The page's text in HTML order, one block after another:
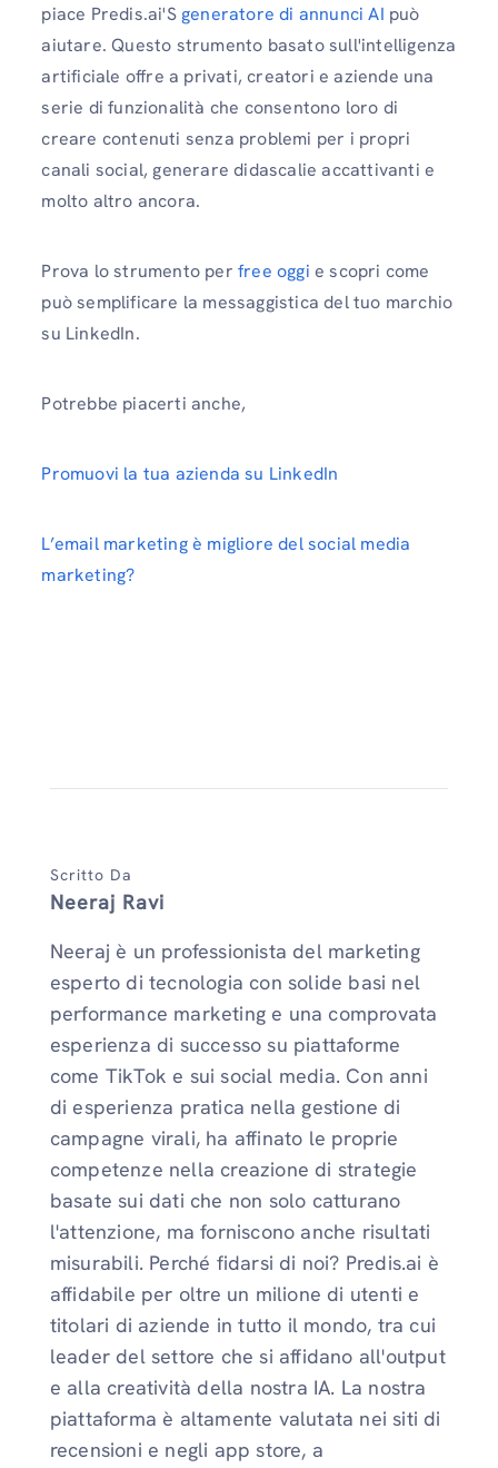
piace Predis.ai'S generatore di annunci AI può
aiutare. Questo strumento basato sull'intelligenza
artificiale offre a privati, creatori e aziende una
serie di funzionalità che consentono loro di
creare contenuti senza problemi per i propri
canali social, generare didascalie accattivanti e
molto altro ancora.
Prova lo strumento per free oggi e scopri come
può semplificare la messaggistica del tuo marchio
su LinkedIn.
Potrebbe piacerti anche,
Promuovi la tua azienda su LinkedIn
L’email marketing è migliore del social media
marketing?
Scritto Da
Neeraj Ravi
Neeraj è un professionista del marketing
esperto di tecnologia con solide basi nel
performance marketing e una comprovata
esperienza di successo su piattaforme
come TikTok e sui social media. Con anni
di esperienza pratica nella gestione di
campagne virali, ha affinato le proprie
competenze nella creazione di strategie
basate sui dati che non solo catturano
l'attenzione, ma forniscono anche risultati
misurabili. Perché fidarsi di noi? Predis.ai è
affidabile per oltre un milione di utenti e
titolari di aziende in tutto il mondo, tra cui
leader del settore che si affidano all'output
e alla creatività della nostra IA. La nostra
piattaforma è altamente valutata nei siti di
recensioni e negli app store, a